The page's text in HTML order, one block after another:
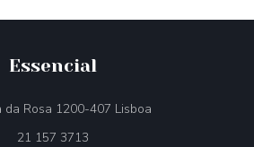
Essencial
da Rosa 1200-407 Lisboa
21 157 3713